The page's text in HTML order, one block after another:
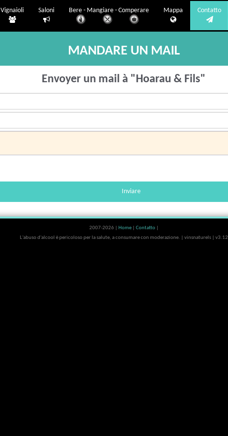
Vignaioli Saloni Bere - Mangiare - Comperare Mappa Contatto
MANDARE UN MAIL
Envoyer un mail à "Hoarau & Fils"
Inviare
2007-2026 | Home Contatto
L'abuso d'alcool è pericoloso per la salute, a consumare con moderazione. | vinsnaturels | v3.12